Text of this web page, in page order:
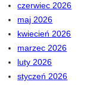
czerwiec 2026
maj 2026
kwiecień 2026
marzec 2026
luty 2026
styczeń 2026